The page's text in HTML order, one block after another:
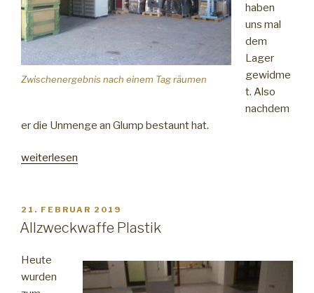
Zwischenergebnis nach einem Tag räumen
haben
uns mal
dem
Lager
gewidme
t. Also
nachdem
er die Unmenge an Glump bestaunt hat.
„Tetris
weiterlesen
VERÖFFENTLICHT
AM
21. FEBRUAR 2019
Allzweckwaffe Plastik
Heute
wurden